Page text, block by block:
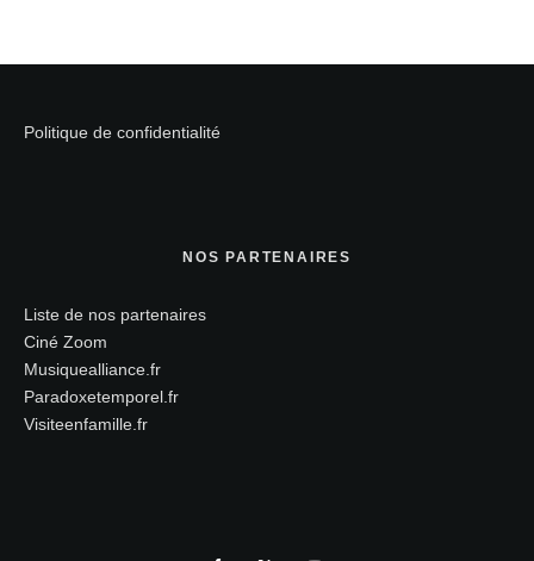
Politique de confidentialité
NOS PARTENAIRES
Liste de nos partenaires
Ciné Zoom
Musiquealliance.fr
Paradoxetemporel.fr
Visiteenfamille.fr